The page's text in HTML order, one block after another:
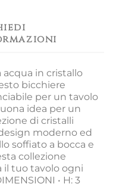
acqua in cristallo
bicchiere
per un tavolo
idea per un
di cristalli
moderno ed
soffiato a bocca e
collezione
il tuo tavolo ogni
• H: 3